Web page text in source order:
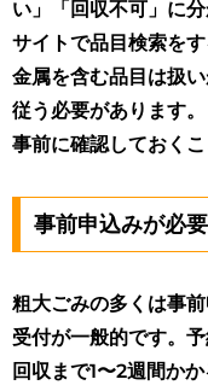
い」「回収不可」に
サイトで品目検索を
金属を含む品目は扱
従う必要があります。
事前に確認しておく
事前申込みが必
粗大ごみの多くは事
受付が一般的です。
回収まで1〜2週間か